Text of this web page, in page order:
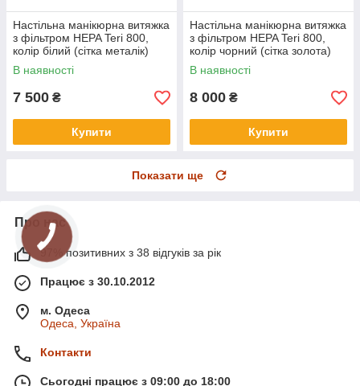
Настільна манікюрна витяжка
з фільтром HEPA Teri 800,
колір білий (сітка металік)
В наявності
7 500 ₴
Купити
Настільна манікюрна витяжка
з фільтром HEPA Teri 800,
колір чорний (сітка золота)
В наявності
8 000 ₴
Купити
Показати ще
Про нас
97% позитивних з 38 відгуків за рік
Працює з 30.10.2012
м. Одеса
Одеса, Україна
Контакти
Сьогодні працює з 09:00 до 18:00